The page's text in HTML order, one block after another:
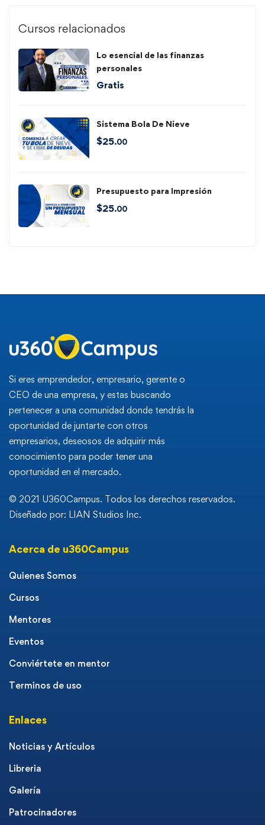
Cursos relacionados
Lo esencial de las finanzas
personales
Gratis
Sistema Bola De Nieve
$25.00
Presupuesto para Impresión
$25.00
Si eres emprendedor, empresario, gerente o
CEO de una empresa, y estas buscando
pertenecer a una comunidad donde tendrás la
oportunidad de juntarte con otros
empresarios, deseosos de adquirir más
conocimiento para poder tener una
oportunidad en el mercado.
© 2021 U360Campus. Todos los derechos reservados.
Diseñado por: LIAN Studios Inc.
Acerca de u360Campus
Quienes Somos
Cursos
Mentores
Eventos
Conviértete en mentor
Terminos de uso
Enlaces
Noticias y Artículos
Libreria
Galería
Patrocinadores